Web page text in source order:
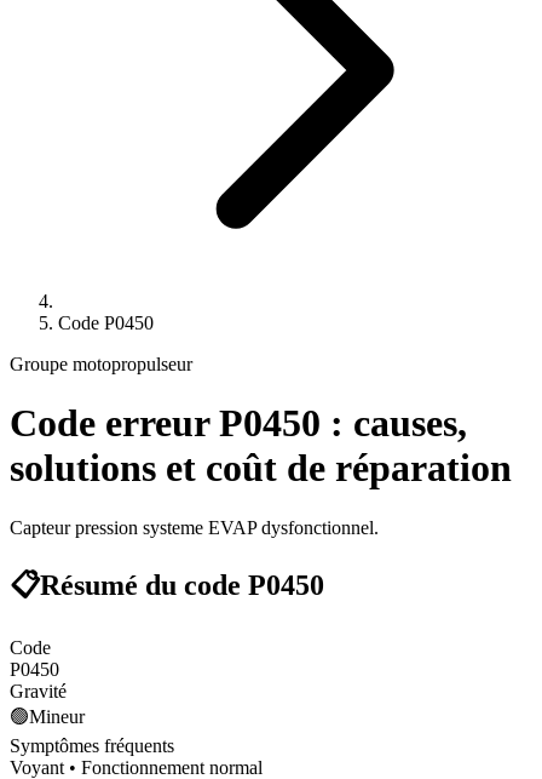
Code P0450
Groupe motopropulseur
Code erreurP0450 : causes,
solutions et coût de réparation
Capteur pression systeme EVAP dysfonctionnel.
📋Résumé du code P0450
Code
P0450
Gravité
🟢Mineur
Symptômes fréquents
Voyant • Fonctionnement normal